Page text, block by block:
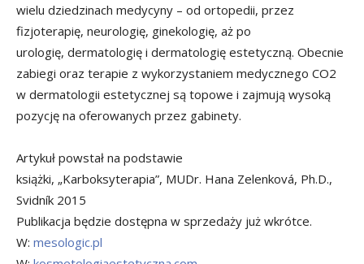
wielu dziedzinach medycyny – od ortopedii, przez
fizjoterapię, neurologię, ginekologię, aż po
urologię, dermatologię i dermatologię estetyczną. Obecnie
zabiegi oraz terapie z wykorzystaniem medycznego CO2
w dermatologii estetycznej są topowe i zajmują wysoką
pozycję na oferowanych przez gabinety.
Artykuł powstał na podstawie
książki, „Karboksyterapia”, MUDr. Hana Zelenková, Ph.D.,
Svidník 2015
Publikacja będzie dostępna w sprzedaży już wkrótce.
W: mesologic.pl